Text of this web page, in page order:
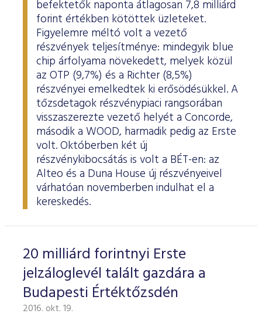
befektetők naponta átlagosan 7,8 milliárd
forint értékben kötöttek üzleteket.
Figyelemre méltó volt a vezető
részvények teljesítménye: mindegyik blue
chip árfolyama növekedett, melyek közül
az OTP (9,7%) és a Richter (8,5%)
részvényei emelkedtek ki erősödésükkel. A
tőzsdetagok részvénypiaci rangsorában
visszaszerezte vezető helyét a Concorde,
második a WOOD, harmadik pedig az Erste
volt. Októberben két új
részvénykibocsátás is volt a BÉT-en: az
Alteo és a Duna House új részvényeivel
várhatóan novemberben indulhat el a
kereskedés.
20 milliárd forintnyi Erste
jelzáloglevél talált gazdára a
Budapesti Értéktőzsdén
2016. okt. 19.